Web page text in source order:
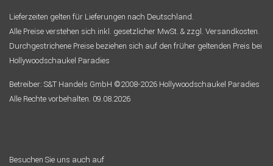
Lieferzeiten gelten für Lieferungen nach Deutschland.
Alle Preise verstehen sich inkl. gesetzlicher MwSt. & zzgl. Versandkosten.
Durchgestrichene Preise beziehen sich auf den früher geltenden Preis bei
Hollywoodschaukel Paradies
Betreiber: S&T Handels GmbH ©2008-2026 Hollywoodschaukel Paradies
Alle Rechte vorbehalten. 09.08.2026
Besuchen Sie uns auch auf